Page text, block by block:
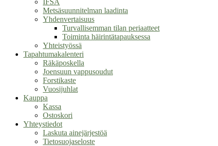
IFSA
Metsäsuunnitelman laadinta
Yhdenvertaisuus
Turvallisemman tilan periaatteet
Toiminta häirintätapauksessa
Yhteistyössä
Tapahtumakalenteri
Räkäposkella
Joensuun vappusoudut
Forstikaste
Vuosijuhlat
Kauppa
Kassa
Ostoskori
Yhteystiedot
Laskuta ainejärjestöä
Tietosuojaseloste